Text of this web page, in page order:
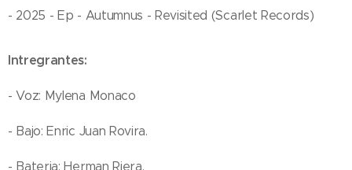
- 2025 - Ep - Autumnus - Revisited (Scarlet Records)
Intregrantes:
- Voz: Mylena Monaco
- Bajo: Enric Juan Rovira.
- Bateria: Herman Riera.